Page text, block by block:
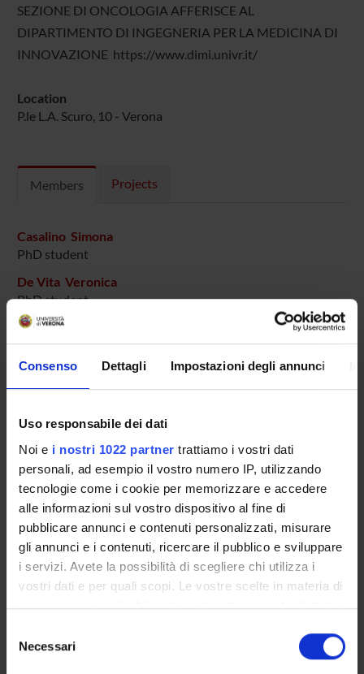
Consenso Dettagli Impostazioni degli annunci
Uso responsabile dei dati
Noi e i nostri 1022 partner trattiamo i vostri dati
personali, ad esempio il vostro numero IP, utilizzando
tecnologie come i cookie per memorizzare e accedere
alle informazioni sul vostro dispositivo al fine di
pubblicare annunci e contenuti personalizzati, misurare
gli annunci e i contenuti, ricercare il pubblico e sviluppare
i servizi. Avete la possibilità di scegliere chi utilizza i
vostri dati e per quali scopi. Le vostre scelte in materia di
privacy sono applicabili solo su questa proprietà digitale
modificare o revocare il proprio consenso in qualsiasi
momento dalla Dichiarazione sui cookie o facendo clic
delNecessari
SEZIONE DI ONCOLOGIA AFFERISCE AL
DIPARTIMENTO DI INGEGNERIA PER LA MEDICINA DI
INNOVAZIONE https://www.dimi.univr.it/
Location
P.le L.A. Scuro, 10 - Verona
Members Projects
Casalino Simona
PhD student
De Vita Veronica
PhD student
Melisi Davide
Associate Professor
Salt Hayley Louise
Scholarship holder
Scarlato Enza
Scholarship holder
ACTIVITIES
SECTIONS